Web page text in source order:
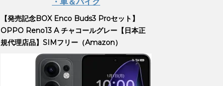
【発売記念BOX Enco Buds3 Proセット】
OPPO Reno13 A チャコールグレー【日本正
規代理店品】SIMフリー（Amazon）